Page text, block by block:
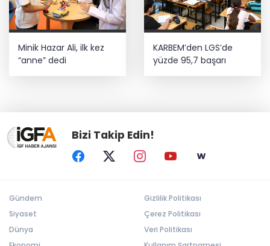
Minik Hazar Ali, ilk kez
“anne” dedi
KARBEM’den LGS’de
yüzde 95,7 başarı
Bizi Takip Edin!
Gündem
Siyaset
Dünya
Gizlilik Politikası
Çerez Politikası
Veri Politikası